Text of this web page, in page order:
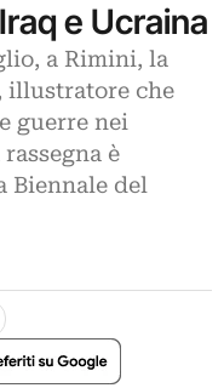
e Ucraina
a Rimini, la
illustratore che
guerre nei
è
Biennale del